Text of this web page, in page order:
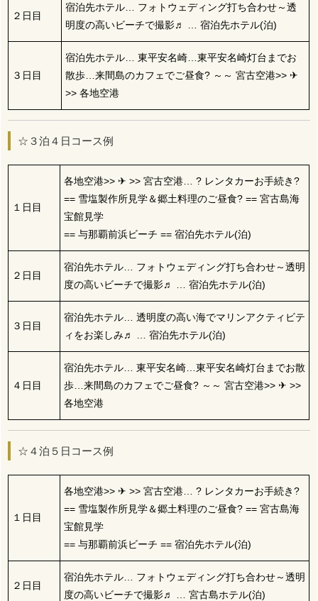
２日目
宿泊先ホテル… フォトウェディング打ち合わせ～透
明度の高いビーチで撮影♬ … 宿泊先ホテル(泊)
３日目
宿泊先ホテル… 東平安名崎…東平安名崎灯台までお
散歩…来間島のカフェでご昼食? ～～ 宮古空港>> ✈
>> 各地空港
☆３泊４日コース例
１日目
各地空港>> ✈ >> 宮古空港… ? レンタカーお手続き?
== 雪塩製作所見学＆郷土料理のご昼食? == 宮古島海
宝館見学
== 与那覇前浜ビーチ == 宿泊先ホテル(泊)
２日目
宿泊先ホテル… フォトウェディング打ち合わせ～透明
度の高いビーチで撮影♬ … 宿泊先ホテル(泊)
３日目
宿泊先ホテル… 透明度の高い海でマリンアクティビテ
ィをお楽しみ♬ … 宿泊先ホテル(泊)
４日目
宿泊先ホテル… 東平安名崎…東平安名崎灯台までお散
歩…来間島のカフェでご昼食? ～～ 宮古空港>> ✈ >>
各地空港
☆４泊５日コース例
１日目
各地空港>> ✈ >> 宮古空港… ? レンタカーお手続き?
== 雪塩製作所見学＆郷土料理のご昼食? == 宮古島海
宝館見学
== 与那覇前浜ビーチ == 宿泊先ホテル(泊)
２日目
宿泊先ホテル… フォトウェディング打ち合わせ～透明
度の高いビーチで撮影♬ … 宮古島ホテル(泊)